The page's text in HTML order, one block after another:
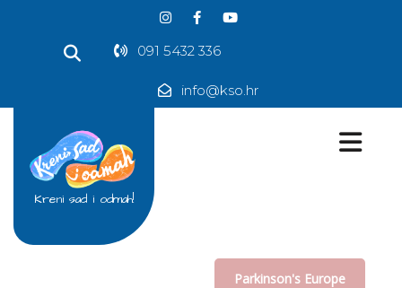
091 5432 336
info@kso.hr
Kreni sad i odmah!
Parkinson's Europe